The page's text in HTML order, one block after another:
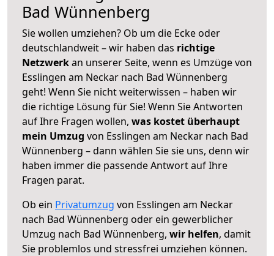
Bad Wünnenberg
Sie wollen umziehen? Ob um die Ecke oder
deutschlandweit – wir haben das richtige
Netzwerkan unserer Seite, wenn es Umzüge von
Esslingen am Neckar nach Bad Wünnenberg
geht! Wenn Sie nicht weiterwissen – haben wir
die richtige Lösung für Sie! Wenn Sie Antworten
auf Ihre Fragen wollen, was kostet überhaupt
mein Umzug von Esslingen am Neckar nach Bad
Wünnenberg – dann wählen Sie sie uns, denn wir
haben immer die passende Antwort auf Ihre
Fragen parat.
Ob ein Privatumzug von Esslingen am Neckar
nach Bad Wünnenberg oder ein gewerblicher
Umzug nach Bad Wünnenberg, wir helfen, damit
Sie problemlos und stressfrei umziehen können.